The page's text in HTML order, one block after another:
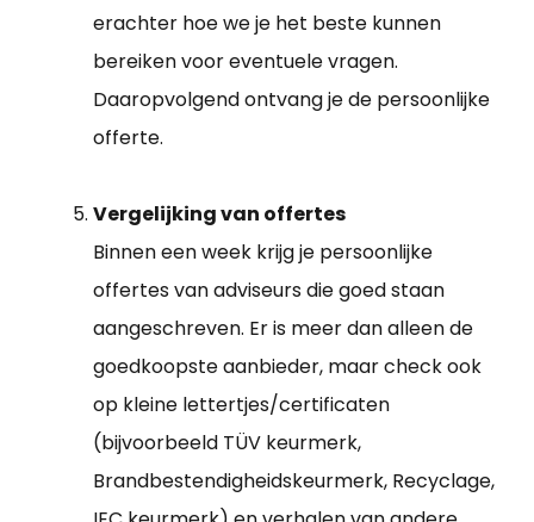
erachter hoe we je het beste kunnen
bereiken voor eventuele vragen.
Daaropvolgend ontvang je de persoonlijke
offerte.
Vergelijking van offertes
Binnen een week krijg je persoonlijke
offertes van adviseurs die goed staan
aangeschreven. Er is meer dan alleen de
goedkoopste aanbieder, maar check ook
op kleine lettertjes/certificaten
(bijvoorbeeld TÜV keurmerk,
Brandbestendigheidskeurmerk, Recyclage,